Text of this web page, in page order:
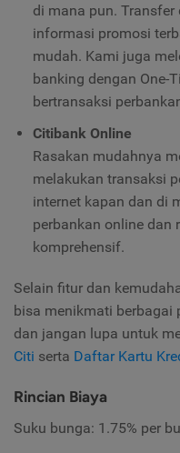
di mana pun. Transfer
informasi promosi
mudah. Kami juga
banking dengan One-
bertransaksi
Citibank Online
Rasakan mudahnya
melakukan transaksi
internet kapan dan di
perbankan online dan
komprehensif.
Selain fitur dan
bisa menikmati berbagai
dan jangan lupa untuk
Citi serta Daftar Kartu
Rincian Biaya
Suku bunga: 1.75% per